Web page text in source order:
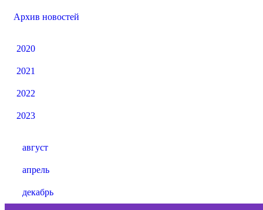
Архив новостей
2020
2021
2022
2023
август
апрель
декабрь